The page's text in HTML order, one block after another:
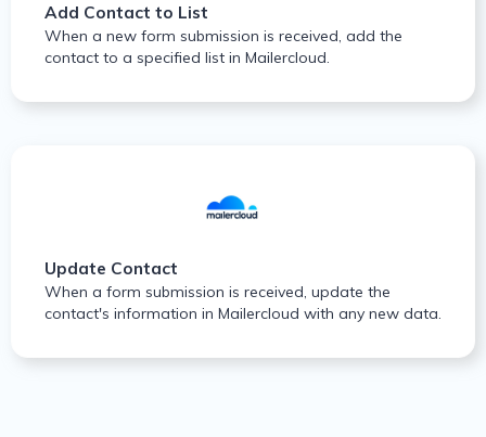
Add Contact to List
When a new form submission is received, add the
contact to a specified list in Mailercloud.
Update Contact
When a form submission is received, update the
contact's information in Mailercloud with any new data.